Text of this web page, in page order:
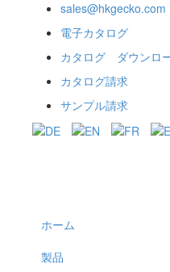
sales@hkgecko.com
電子カタログ
カタログ ダウンロ
カタログ請求
サンプル請求
ホーム
製品